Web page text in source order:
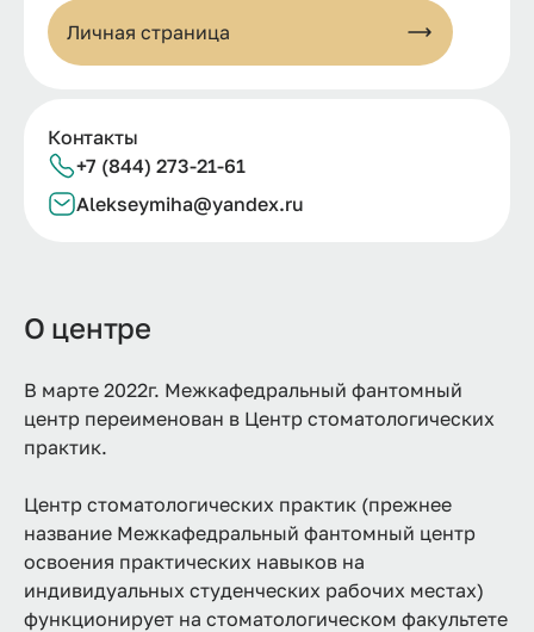
Личная страница
Контакты
+7 (844) 273-21-61
Alekseymiha@yandex.ru
О центре
В марте 2022г. Межкафедральный фантомный
центр переименован в Центр стоматологических
практик.
Центр стоматологических практик (прежнее
название Межкафедральный фантомный центр
освоения практических навыков на
индивидуальных студенческих рабочих местах)
функционирует на стоматологическом факультете